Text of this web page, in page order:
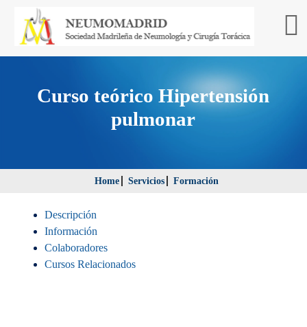
Curso teórico Hipertensión
pulmonar
Home Servicios Formación
Descripción
Información
Colaboradores
Cursos Relacionados